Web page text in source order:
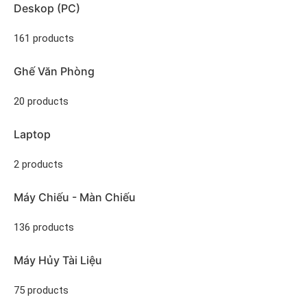
Deskop (PC)
161 products
Ghế Văn Phòng
20 products
Laptop
2 products
Máy Chiếu - Màn Chiếu
136 products
Máy Hủy Tài Liệu
75 products